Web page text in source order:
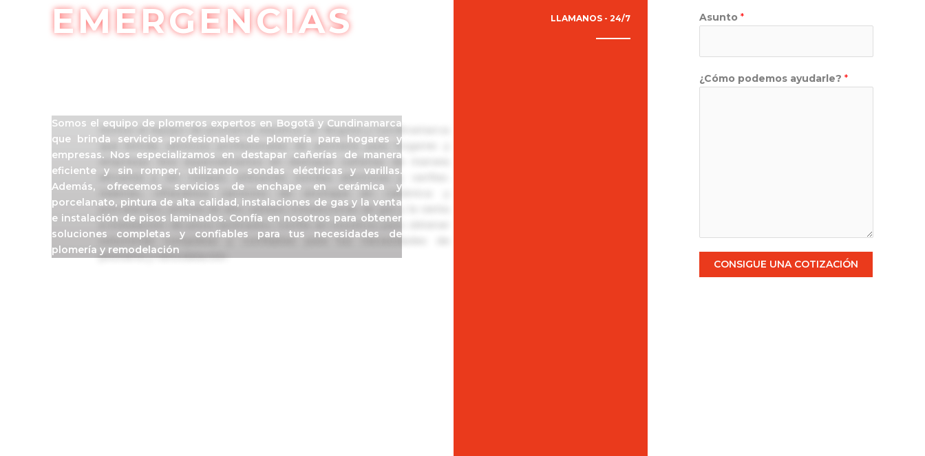
EMERGENCIAS
Somos el equipo de plomeros expertos en Bogotá y Cundinamarca
que brinda servicios profesionales de plomería para hogares y
empresas. Nos especializamos en destapar cañerías de manera
eficiente y sin romper, utilizando sondas eléctricas y varillas.
Además, ofrecemos servicios de enchape en cerámica y
porcelanato, pintura de alta calidad, instalaciones de gas y la venta
e instalación de pisos laminados. Confía en nosotros para obtener
soluciones completas y confiables para tus necesidades de
plomería y remodelación
LLAMANOS - 24/7 Asunto *
¿Cómo podemos ayudarle? *
CONSIGUE UNA COTIZACIÓN